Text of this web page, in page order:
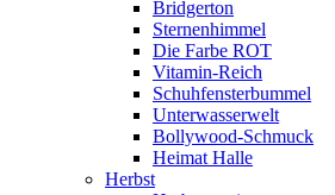
Bridgerton
Sternenhimmel
Die Farbe ROT
Vitamin-Reich
Schuhfensterbummel
Unterwasserwelt
Bollywood-Schmuck
Heimat Halle
Herbst